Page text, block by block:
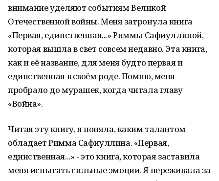
внимание уделяют событиям Великой
Отечественной войны. Меня затронула книга
«Первая, единственная...» Риммы Сафиуллиной,
которая вышла в свет совсем недавно. Эта книга,
как и её название, для меня будто первая и
единственная в своём роде. Помню, меня
пробрало до мурашек, когда читала главу
«Война».
Читая эту книгу, я поняла, каким талантом
обладает Римма Сафиуллина. «Первая,
единственная...» - это книга, которая заставила
меня испытать сильные эмоции. Я переживала за